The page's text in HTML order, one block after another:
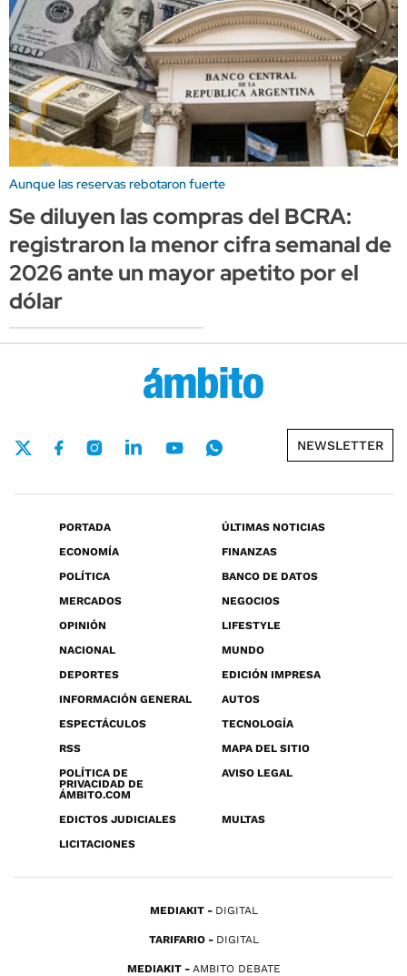
Aunque las reservas rebotaron fuerte
Se diluyen las compras del BCRA:
registraron la menor cifra semanal de
2026 ante un mayor apetito por el
dólar
NEWSLETTER
PORTADA
ÚLTIMAS NOTICIAS
ECONOMÍA
FINANZAS
POLÍTICA
BANCO DE DATOS
MERCADOS
NEGOCIOS
OPINIÓN
LIFESTYLE
NACIONAL
MUNDO
DEPORTES
EDICIÓN IMPRESA
INFORMACIÓN GENERAL
AUTOS
ESPECTÁCULOS
TECNOLOGÍA
RSS
MAPA DEL SITIO
POLÍTICA DE
PRIVACIDAD DE
ÁMBITO.COM
AVISO LEGAL
EDICTOS JUDICIALES
MULTAS
LICITACIONES
MEDIAKIT DIGITAL
TARIFARIO DIGITAL
MEDIAKIT AMBITO DEBATE